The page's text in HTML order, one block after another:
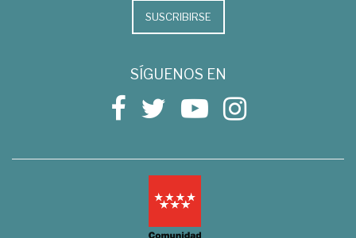
SUSCRIBIRSE
SÍGUENOS EN